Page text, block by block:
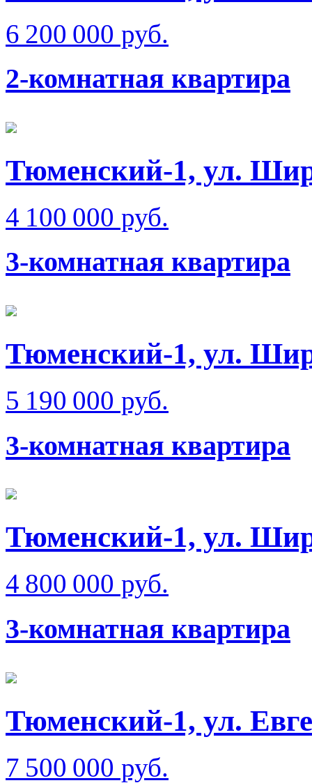
6 200 000 руб.
2-комнатная квартира
Тюменский-1, ул.
4 100 000 руб.
3-комнатная квартира
Тюменский-1, ул.
5 190 000 руб.
3-комнатная квартира
Тюменский-1, ул.
4 800 000 руб.
3-комнатная квартира
Тюменский-1, ул.
7 500 000 руб.